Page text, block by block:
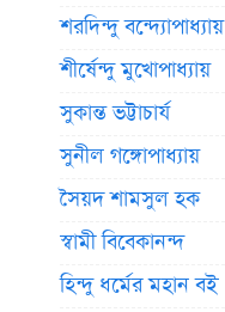
শরদিন্দু বন্দ্যোপাধ্যায়
শীর্ষেন্দু মুখোপাধ্যায়
সুকান্ত ভট্টাচার্য
সুনীল গঙ্গোপাধ্যায়
সৈয়দ শামসুল হক
স্বামী বিবেকানন্দ
হিন্দু ধর্মের মহান বই